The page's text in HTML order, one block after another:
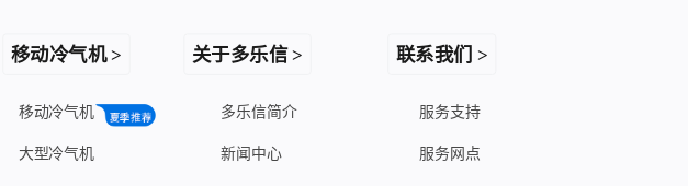
移动冷气机 > 关于多乐信 > 联系我们 >
移动冷气机
大型冷气机
多乐信简介
新闻中心
服务支持
服务网点